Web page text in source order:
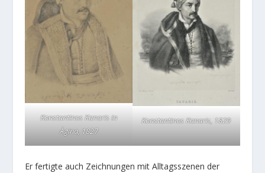
Konstantinos Kanaris in
Ägina, 1827
Konstantinos Kanaris, 1829
Er fertigte auch Zeichnungen mit Alltagsszenen der